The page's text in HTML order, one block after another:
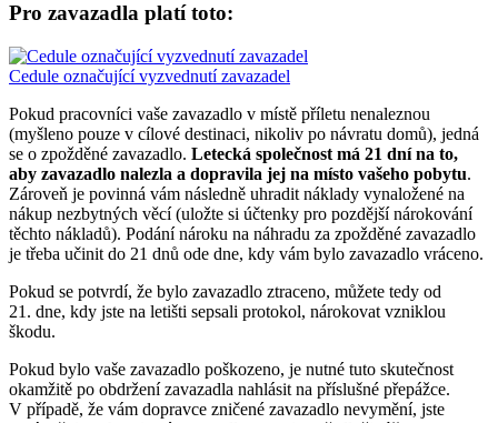
Pro zavazadla platí toto:
Cedule označující vyzvednutí zavazadel
Pokud pracovníci vaše zavazadlo v místě příletu nenaleznou
(myšleno pouze v cílové destinaci, nikoliv po návratu domů), jedná
se o zpožděné zavazadlo. Letecká společnost má 21 dní na to,
aby zavazadlo nalezla a dopravila jej na místo vašeho pobytu.
Zároveň je povinná vám následně uhradit náklady vynaložené na
nákup nezbytných věcí (uložte si účtenky pro pozdější nárokování
těchto nákladů). Podání nároku na náhradu za zpožděné zavazadlo
je třeba učinit do 21 dnů ode dne, kdy vám bylo zavazadlo vráceno.
Pokud se potvrdí, že bylo zavazadlo ztraceno, můžete tedy od
21. dne, kdy jste na letišti sepsali protokol, nárokovat vzniklou
škodu.
Pokud bylo vaše zavazadlo poškozeno, je nutné tuto skutečnost
okamžitě po obdržení zavazadla nahlásit na příslušné přepážce.
V případě, že vám dopravce zničené zavazadlo nevymění, jste